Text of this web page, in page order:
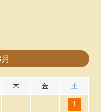
木 金 土
1